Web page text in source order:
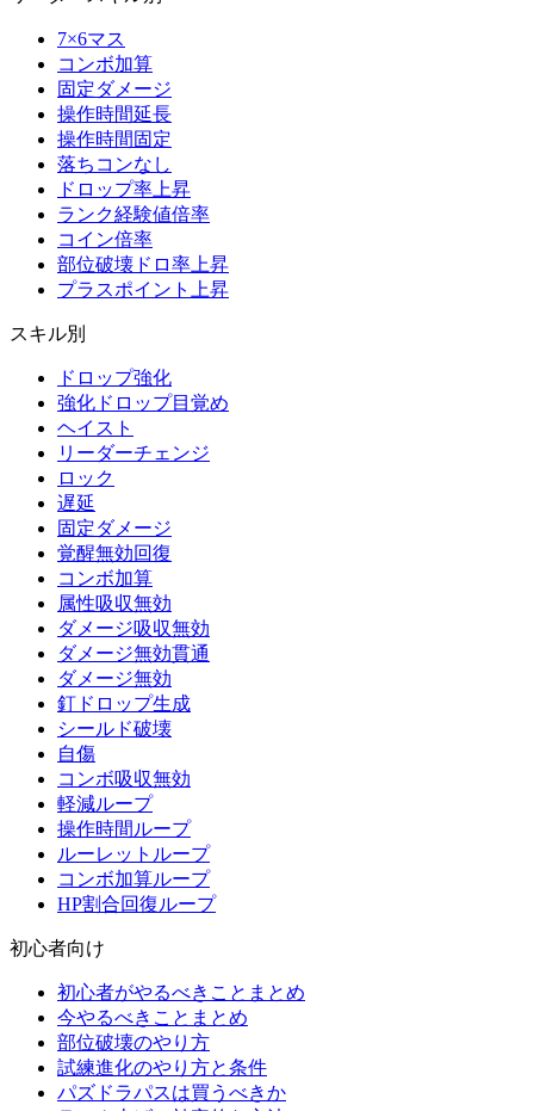
7×6マス
コンボ加算
固定ダメージ
操作時間延長
操作時間固定
落ちコンなし
ドロップ率上昇
ランク経験値倍率
コイン倍率
部位破壊ドロ率上昇
プラスポイント上昇
スキル別
ドロップ強化
強化ドロップ目覚め
ヘイスト
リーダーチェンジ
ロック
遅延
固定ダメージ
覚醒無効回復
コンボ加算
属性吸収無効
ダメージ吸収無効
ダメージ無効貫通
ダメージ無効
釘ドロップ生成
シールド破壊
自傷
コンボ吸収無効
軽減ループ
操作時間ループ
ルーレットループ
コンボ加算ループ
HP割合回復ループ
初心者向け
初心者がやるべきことまとめ
今やるべきことまとめ
部位破壊のやり方
試練進化のやり方と条件
パズドラパスは買うべきか